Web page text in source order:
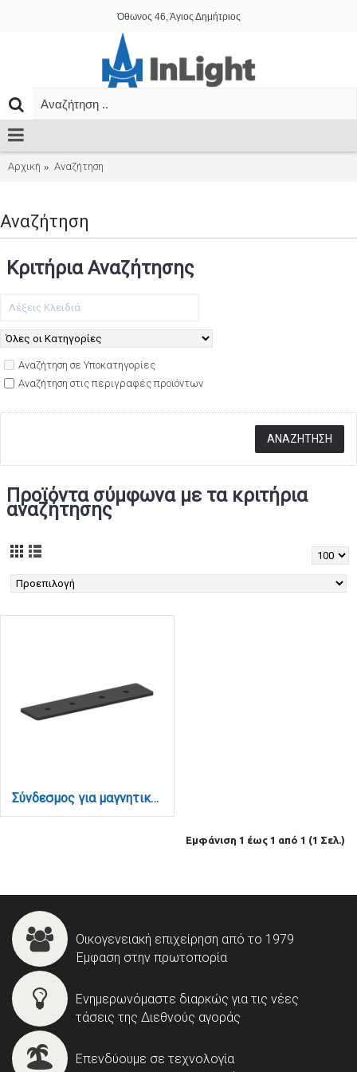
Όθωνος 46, Άγιος Δημήτριος
Αρχική Αναζήτηση
Αναζήτηση
Κριτήρια Αναζήτησης
Αναζήτηση σε Υποκατηγορίες
Αναζήτηση στις περιγραφές προϊόντων
Προϊόντα σύμφωνα με τα κριτήρια
αναζήτησης
Σύνδεσμος για μαγνητική ράγα σε μαύρη απόχρωση (TC016)
Εμφάνιση 1 έως 1 από 1 (1 Σελ.)
Οικογενειακή επιχείρηση από το 1979
Έμφαση στην πρωτοπορία
Ενημερωνόμαστε διαρκώς για τις νέες
τάσεις της Διεθνούς αγοράς
Επενδύουμε σε τεχνολογία